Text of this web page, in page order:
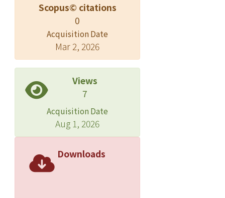
Scopus© citations
0
Acquisition Date
Mar 2, 2026
Views
7
Acquisition Date
Aug 1, 2026
Downloads